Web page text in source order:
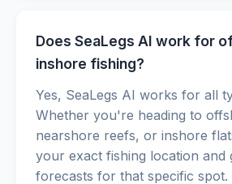
Does SeaLegs AI work for
inshore fishing?
Yes, SeaLegs AI works for all
Whether you're heading to
nearshore reefs, or inshore
your exact fishing location and
forecasts for that specific spot.